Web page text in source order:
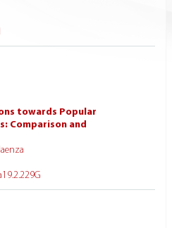
towards Popular
Comparison and